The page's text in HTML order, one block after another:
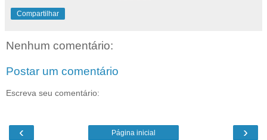
Compartilhar
Nenhum comentário:
Postar um comentário
Escreva seu comentário:
‹ ›
Página inicial